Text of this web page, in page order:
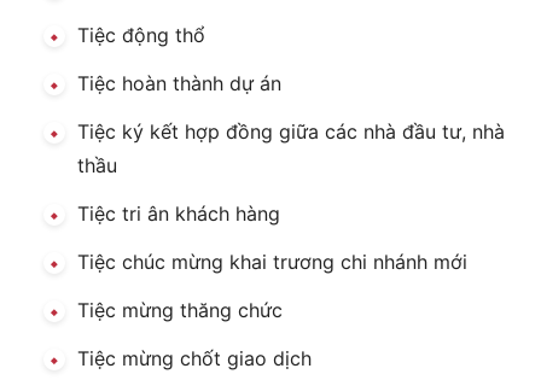
Tiệc động thổ
Tiệc hoàn thành dự án
Tiệc ký kết hợp đồng giữa các nhà đầu tư, nhà
thầu
Tiệc tri ân khách hàng
Tiệc chúc mừng khai trương chi nhánh mới
Tiệc mừng thăng chức
Tiệc mừng chốt giao dịch